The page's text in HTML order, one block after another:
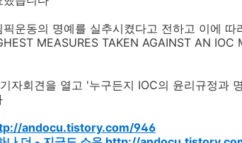
운동의 명예를 실추시켰다고 전하고 이에 따
MEASURES TAKEN AGAINST AN IOC
자회견을 열고 '누구든지 IOC의 윤리규정과
andocu.tistory.com/946